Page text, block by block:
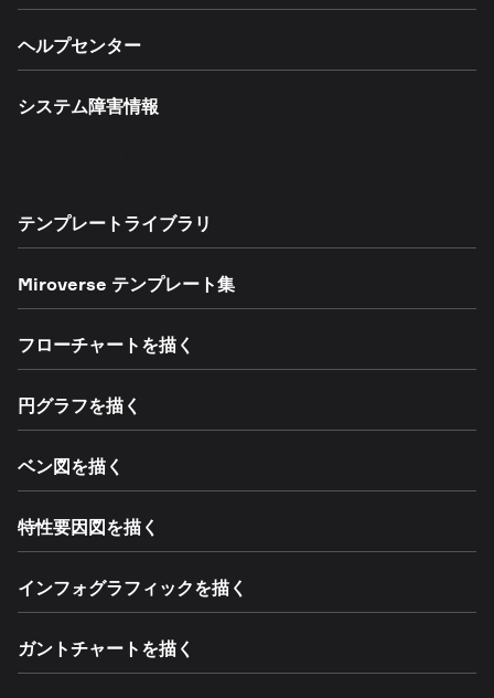
ヘルプセンター
システム障害情報
テンプレートライブラリ
Miroverse テンプレート集
フローチャートを描く
円グラフを描く
ベン図を描く
特性要因図を描く
インフォグラフィックを描く
ガントチャートを描く